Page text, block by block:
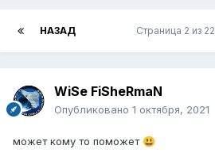
НАЗАД Страница 2 из 22
WiSe FiSheRmaN
Опубликовано 1 октября, 2021
может кому то поможет 😃